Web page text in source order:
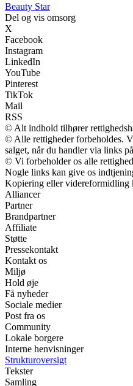
Beauty Star
Del og vis omsorg
X
Facebook
Instagram
LinkedIn
YouTube
Pinterest
TikTok
Mail
RSS
© Alt indhold tilhører
© Alle rettigheder forbeholdes.
salget, når du handler via links
© Vi forbeholder os alle
Nogle links kan give os
Kopiering eller videreformidling
Alliancer
Partner
Brandpartner
Affiliate
Støtte
Pressekontakt
Kontakt os
Miljø
Hold øje
Få nyheder
Sociale medier
Post fra os
Community
Lokale borgere
Interne henvisninger
Strukturoversigt
Tekster
Samling